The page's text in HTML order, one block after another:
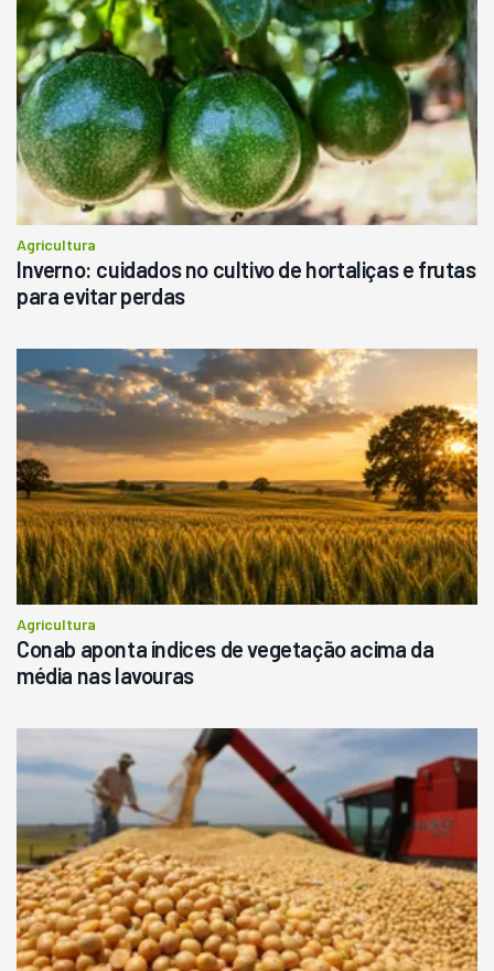
R$ 145.000
Consultar
Agricultura
Inverno: cuidados no cultivo de hortaliças e frutas
para evitar perdas
Agricultura
Conab aponta índices de vegetação acima da
média nas lavouras